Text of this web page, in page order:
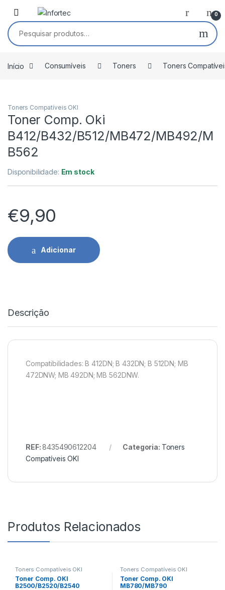
Saltar para navegação
Pular para o conteúdo
0
Pesquisar por:
Início Consumíveis Toners Toners
Toners Compatíveis OKI
Toner Comp. Oki
B412/B432/B512/MB472/MB492/M
B562
Disponibilidade: Em stock
€9,90
Adicionar
Descrição
Compatibilidades: B 412DN; B 432DN; B 512DN; MB
472DNW; MB 492DN; MB 562DNW.
REF:8435490612204 Categoria: Toners
Compatíveis OKI
Produtos Relacionados
Toners Compatíveis OKI
Toner Comp. OKI
B2500/B2520/B2540
Toners Compatíveis OKI
Toner Comp. OKI
MB780/MB790